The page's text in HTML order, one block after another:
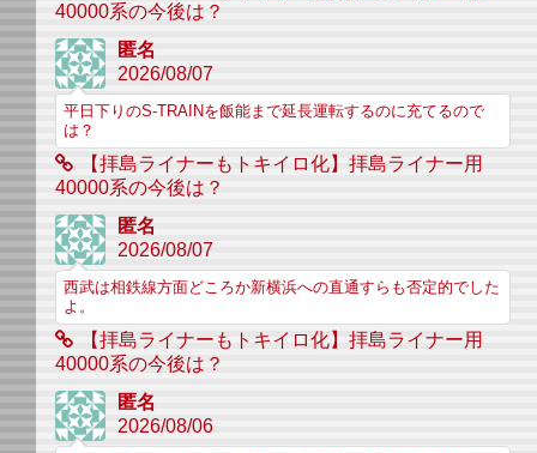
40000系の今後は？
匿名
2026/08/07
平日下りのS-TRAINを飯能まで延長運転するのに充てるので
は？
【拝島ライナーもトキイロ化】拝島ライナー用
40000系の今後は？
匿名
2026/08/07
西武は相鉄線方面どころか新横浜への直通すらも否定的でした
よ。
【拝島ライナーもトキイロ化】拝島ライナー用
40000系の今後は？
匿名
2026/08/06